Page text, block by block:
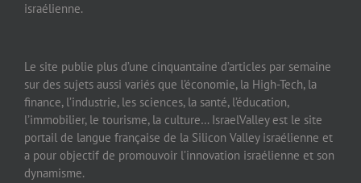
israélienne.
Le site publie plus d’une cinquantaine d’articles par semaine
sur des sujets aussi variés que l’économie, la High-Tech, la
finance, l’industrie, les sciences, la santé, l’éducation,
l’immobilier, le tourisme, la culture… IsraelValley est le site
portail de langue française de la Silicon Valley israélienne et
a pour objectif de promouvoir l’innovation israélienne et son
dynamisme.